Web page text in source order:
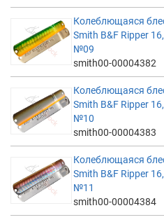
Колеблющаяся
Smith B&F Ripper
№09
smith00-00004382
Колеблющаяся
Smith B&F Ripper
№10
smith00-00004383
Колеблющаяся
Smith B&F Ripper
№11
smith00-00004384